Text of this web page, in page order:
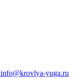
info@krovlya-yuga.ru